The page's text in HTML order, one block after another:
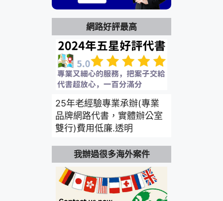
網路好評最高
25年老經驗專業承辦(專業
品牌網路代書，實體辦公室
雙行)費用低廉.透明
我辦過很多海外案件